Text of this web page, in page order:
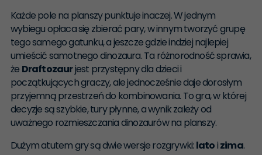
Każde pole na planszy punktuje inaczej. W jednym
wybiegu opłaca się zbierać pary, w innym tworzyć grupę
tego samego gatunku, a jeszcze gdzie indziej najlepiej
umieścić samotnego dinozaura. Ta różnorodność sprawia,
że Draftozaurjest przystępny dla dzieci i
początkujących graczy, ale jednocześnie daje dorosłym
przyjemną przestrzeń do kombinowania. To gra, w której
decyzje są szybkie, tury płynne, a wynik zależy od
uważnego rozmieszczania dinozaurów na planszy.
Dużym atutem gry są dwie wersje rozgrywki: latoizima.